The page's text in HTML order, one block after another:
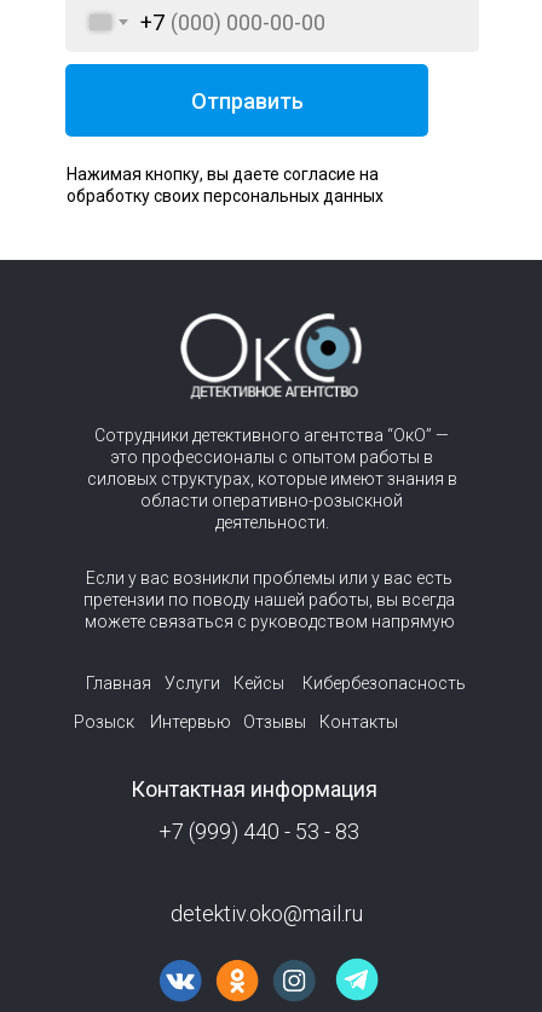
+7
Отправить
Нажимая кнопку, вы даете согласие на
обработку своих персональных данных
Главная Услуги Кейсы
Кибербезопасность
Интервью
Отзывы Контакты
Розыск
detektiv.oko@mail.ru
+7 (999) 440 - 53 - 83
Сотрудники детективного агентства “ОкО” —
это профессионалы с опытом работы в
силовых структурах, которые имеют знания в
области оперативно-розыскной
деятельности.
Контактная информация
Если у вас возникли проблемы или у вас есть
претензии по поводу нашей работы, вы всегда
можете связаться с руководством напрямую